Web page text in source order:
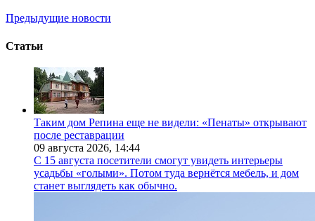
Предыдущие новости
Статьи
Таким дом Репина еще не видели: «Пенаты» открывают
после реставрации
09 августа 2026, 14:44
С 15 августа посетители смогут увидеть интерьеры
усадьбы «голыми». Потом туда вернётся мебель, и дом
станет выглядеть как обычно.